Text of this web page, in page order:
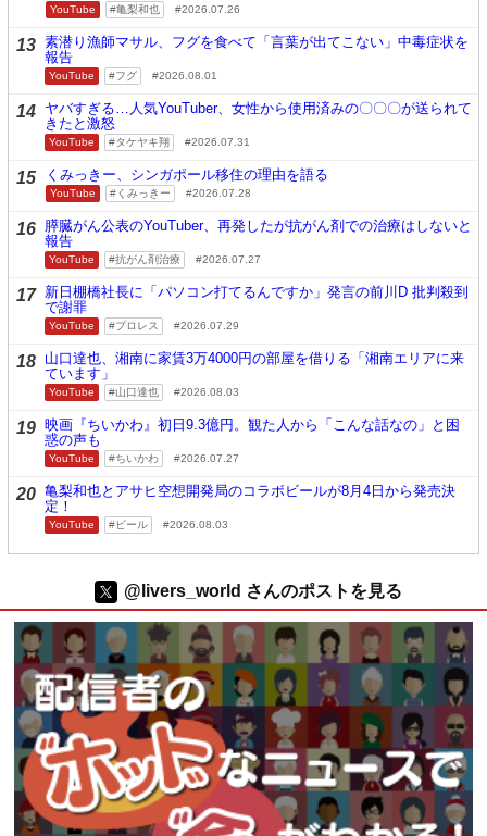
YouTube 亀梨和也 2026.07.26
13 素潜り漁師マサル、フグを食べて「言葉が出てこない」中毒症状を
報告
YouTube フグ 2026.08.01
14 ヤバすぎる…人気YouTuber、女性から使用済みの〇〇〇が送られて
きたと激怒
YouTube タケヤキ翔 2026.07.31
15 くみっきー、シンガポール移住の理由を語る
YouTube くみっきー 2026.07.28
16 膵臓がん公表のYouTuber、再発したが抗がん剤での治療はしないと
報告
YouTube 抗がん剤治療 2026.07.27
17 新日棚橋社長に「パソコン打てるんですか」発言の前川D 批判殺到
で謝罪
YouTube プロレス 2026.07.29
18 山口達也、湘南に家賃3万4000円の部屋を借りる「湘南エリアに来
ています」
YouTube 山口達也 2026.08.03
19 映画『ちいかわ』初日9.3億円。観た人から「こんな話なの」と困
惑の声も
YouTube ちいかわ 2026.07.27
20 亀梨和也とアサヒ空想開発局のコラボビールが8月4日から発売決
定！
YouTube ビール 2026.08.03
@livers_world さんのポストを見る